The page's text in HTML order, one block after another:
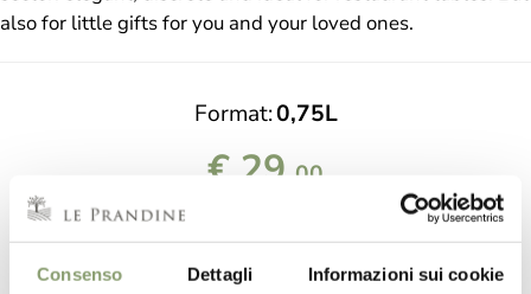
Consenso Dettagli Informazioni sui cookie
also for little gifts for you and your loved ones.
Format 0,75L
€ 29, 00
REQUEST INFORMATION